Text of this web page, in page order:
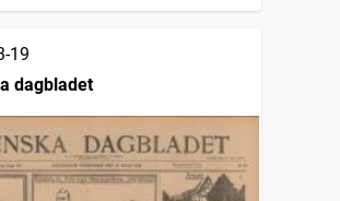
19
dagbladet